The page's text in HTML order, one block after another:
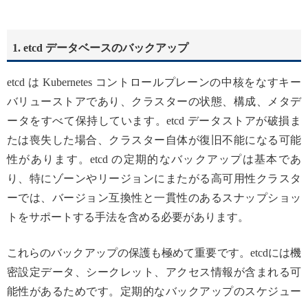
1. etcd データベースのバックアップ
etcd は Kubernetes コントロールプレーンの中核をなすキー
バリューストアであり、クラスターの状態、構成、メタデ
ータをすべて保持しています。etcd データストアが破損ま
たは喪失した場合、クラスター自体が復旧不能になる可能
性があります。etcd の定期的なバックアップは基本であ
り、特にゾーンやリージョンにまたがる高可用性クラスタ
ーでは、バージョン互換性と一貫性のあるスナップショッ
トをサポートする手法を含める必要があります。
これらのバックアップの保護も極めて重要です。etcdには機
密設定データ、シークレット、アクセス情報が含まれる可
能性があるためです。定期的なバックアップのスケジュー